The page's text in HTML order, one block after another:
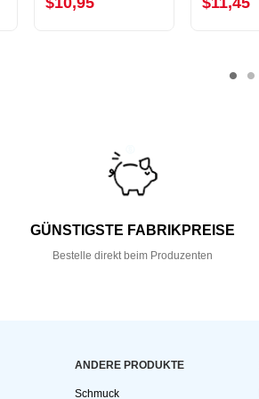
GÜNSTIGSTE FABRIKPREISE
Bestelle direkt beim Produzenten
ANDERE PRODUKTE
Schmuck